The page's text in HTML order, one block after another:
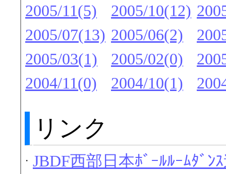
2005/11(5)
2005/10(12)
2005/07(13) 2005/06(2)
2005/03(1)
2005/02(0)
2004/11(0)
2004/10(1)
リンク
・ JBDF西部日本ﾎﾞｰﾙﾙｰﾑﾀﾞﾝ